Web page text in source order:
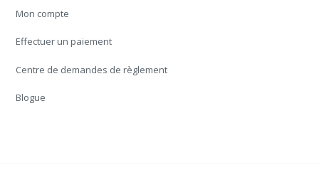
Mon compte
Effectuer un paiement
Centre de demandes de règlement
Blogue